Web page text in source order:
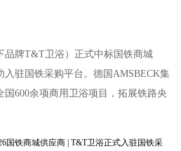
品牌T&T卫浴）正式中标国铁商城
入驻国铁采购平台。德国AMSBECK集
国600余项商用卫浴项目，拓展铁路央